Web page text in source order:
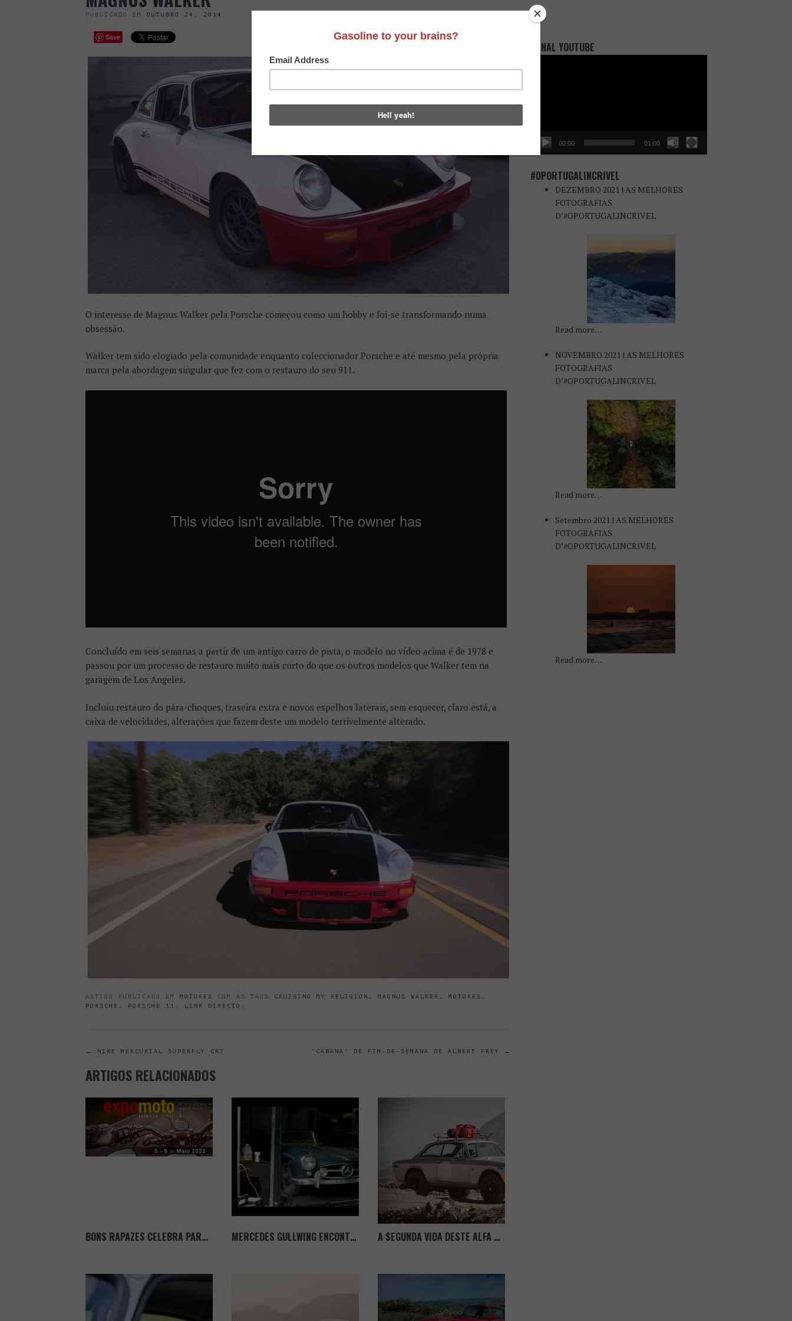
PUBLICADO EM OUTUBRO 24, 2014
Save
O interesse de Magnus Walker pela Porsche começou como um hobby e foi-se transformando numa
obsessão.
Walker tem sido elogiado pela comunidade enquanto coleccionador Porsche e até mesmo pela própria
marca pela abordagem singular que fez com o restauro do seu 911.
Concluído em seis semanas a partir de um antigo carro de pista, o modelo no vídeo acima é de 1978 e
passou por um processo de restauro muito mais curto do que os outros modelos que Walker tem na
garagem de Los Angeles.
Incluiu restauro do pára-choques, traseira extra e novos espelhos laterais, sem esquecer, claro está, a
caixa de velocidades, alterações que fazem deste um modelo terrivelmente alterado.
ARTIGO PUBLICADO EM MOTORES COM AS TAGS CRUISING MY RELIGION MAGNUS WALKER MOTORES
PORSCHE
PORSCHE 11 LINK DIRECTO
POST
NAVIGATION
← NIKE MERCURIAL SUPERFLY CR7 ‘CABANA’ DE FIM-DE-SEMANA DE ALBERT FREY →
ARTIGOS RELACIONADOS
BONS RAPAZES CELEBRA PARCERIA COM A EXPOMOTO MERCEDES GULLWING ENCONTRADO 42 ANOS DEPOIS A SEGUNDA VIDA DESTE ALFA ROMEO GTV
CANAL YOUTUBE
00:00 01:00
#OPORTUGALINCRIVEL
DEZEMBRO 2021 | AS MELHORES
FOTOGRAFIAS
D’#OPORTUGALINCRIVEL
Read more…
NOVEMBRO 2021 | AS MELHORES
FOTOGRAFIAS
D’#OPORTUGALINCRIVEL
Read more…
Setembro 2021 | AS MELHORES
FOTOGRAFIAS
D’#OPORTUGALINCRIVEL
Read more…